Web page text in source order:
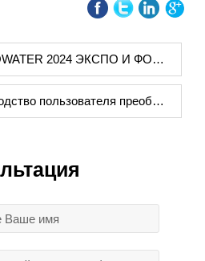
2024 ЭКСПО И ФОРУМ
преобразователя давления SP SH 2088.pdf